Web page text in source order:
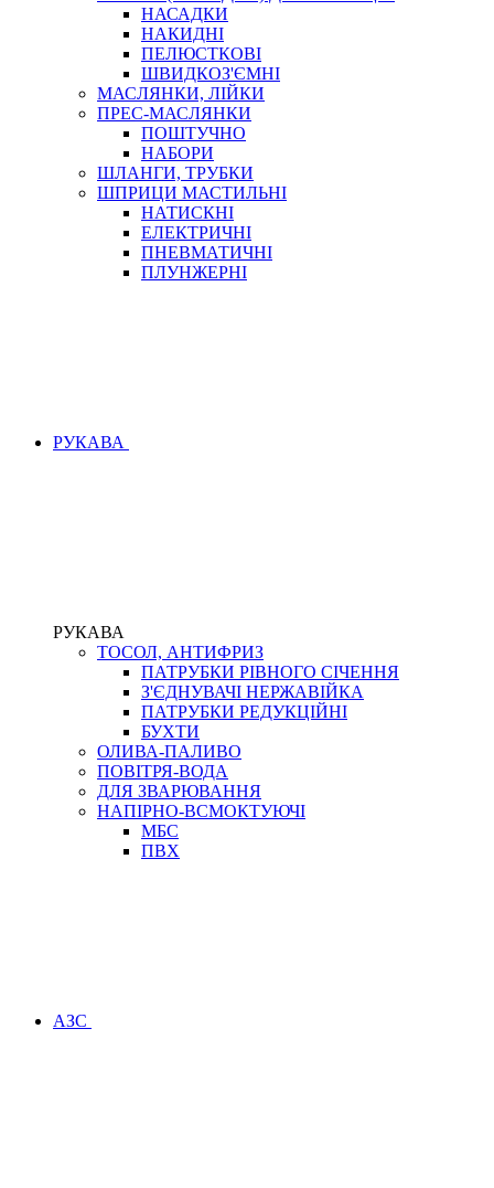
НАСАДКИ
НАКИДНІ
ПЕЛЮСТКОВІ
ШВИДКОЗ'ЄМНІ
МАСЛЯНКИ, ЛІЙКИ
ПРЕС-МАСЛЯНКИ
ПОШТУЧНО
НАБОРИ
ШЛАНГИ, ТРУБКИ
ШПРИЦИ МАСТИЛЬНІ
НАТИСКНІ
ЕЛЕКТРИЧНІ
ПНЕВМАТИЧНІ
ПЛУНЖЕРНІ
РУКАВА
РУКАВА
ТОСОЛ, АНТИФРИЗ
ПАТРУБКИ РІВНОГО СІЧЕННЯ
З'ЄДНУВАЧІ НЕРЖАВІЙКА
ПАТРУБКИ РЕДУКЦІЙНІ
БУХТИ
ОЛИВА-ПАЛИВО
ПОВІТРЯ-ВОДА
ДЛЯ ЗВАРЮВАННЯ
НАПІРНО-ВСМОКТУЮЧІ
МБС
ПВХ
АЗС